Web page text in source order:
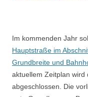
Im kommenden Jahr
Hauptstraße im
Grundbreite und
aktuellem Zeitplan
abgeschlossen. Die